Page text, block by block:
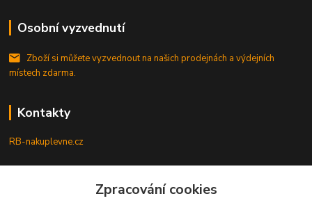
Osobní vyzvednutí
Zboží si můžete vyzvednout na našich prodejnách a výdejních
místech zdarma.
Kontakty
RB-nakuplevne.cz
+420 222722421Zpracování cookies